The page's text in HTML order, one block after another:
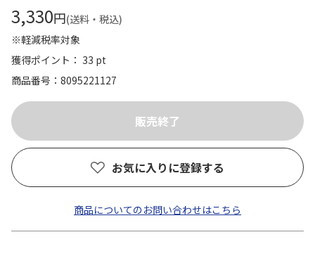
3,330円(送料・税込)
※軽減税率対象
獲得ポイント： 33 pt
商品番号
8095221127
お気に入りに登録する
商品についてのお問い合わせはこちら